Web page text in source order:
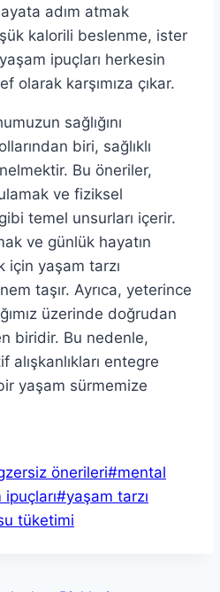
adım atmak
kalorili beslenme, ister
ipuçları herkesin
olarak karşımıza çıkar.
sağlığını
biri, sağlıklı
Bu öneriler,
ve fiziksel
temel unsurları içerir.
ve günlük hayatın
için yaşam tarzı
taşır. Ayrıca, yeterince
üzerinde doğrudan
biridir. Bu nedenle,
alışkanlıkları entegre
yaşam sürmemize
önerileri#mental
ipuçları#yaşam tarzı
tüketimi